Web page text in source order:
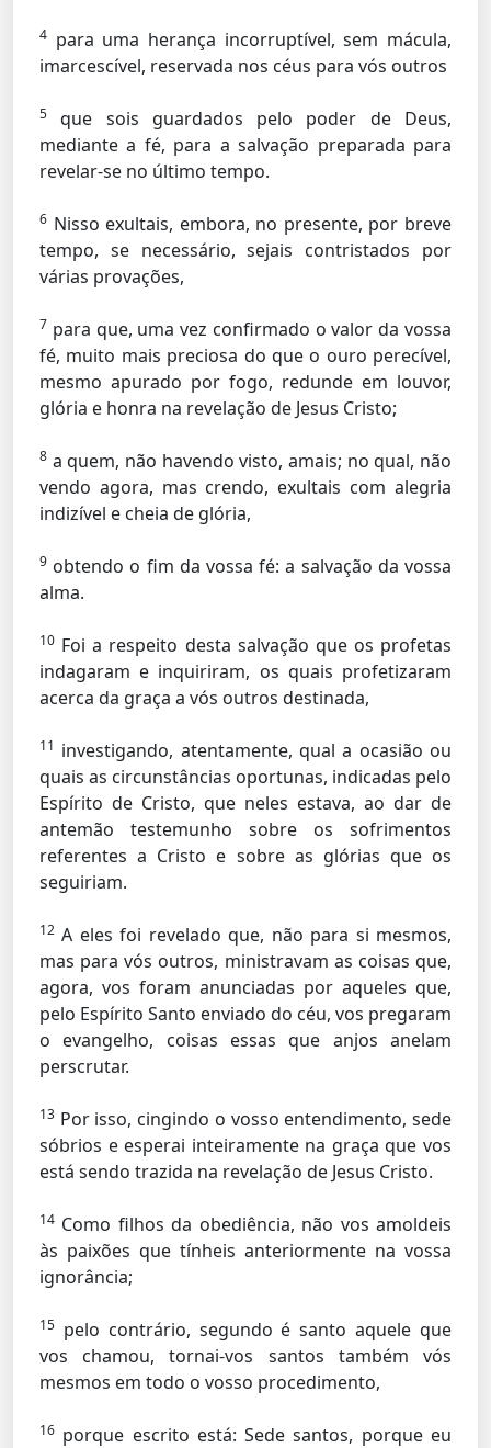
4 para uma herança incorruptível, sem mácula,
imarcescível, reservada nos céus para vós outros
5
que sois guardados pelo poder de Deus,
mediante a fé, para a salvação preparada para
revelar-se no último tempo.
6 Nisso exultais, embora, no presente, por breve
tempo, se necessário, sejais contristados por
várias provações,
7 para que, uma vez confirmado o valor da vossa
fé, muito mais preciosa do que o ouro perecível,
mesmo apurado por fogo, redunde em louvor,
glória e honra na revelação de Jesus Cristo;
8 a quem, não havendo visto, amais; no qual, não
vendo agora, mas crendo, exultais com alegria
indizível e cheia de glória,
9 obtendo o fim da vossa fé: a salvação da vossa
alma.
10 Foi a respeito desta salvação que os profetas
indagaram e inquiriram, os quais profetizaram
acerca da graça a vós outros destinada,
11 investigando, atentamente, qual a ocasião ou
quais as circunstâncias oportunas, indicadas pelo
Espírito de Cristo, que neles estava, ao dar de
antemão testemunho sobre os sofrimentos
referentes a Cristo e sobre as glórias que os
seguiriam.
12 A eles foi revelado que, não para si mesmos,
mas para vós outros, ministravam as coisas que,
agora, vos foram anunciadas por aqueles que,
pelo Espírito Santo enviado do céu, vos pregaram
o evangelho, coisas essas que anjos anelam
perscrutar.
13 Por isso, cingindo o vosso entendimento, sede
sóbrios e esperai inteiramente na graça que vos
está sendo trazida na revelação de Jesus Cristo.
14 Como filhos da obediência, não vos amoldeis
às paixões que tínheis anteriormente na vossa
ignorância;
15 pelo contrário, segundo é santo aquele que
vos chamou, tornai-vos santos também vós
mesmos em todo o vosso procedimento,
16 porque escrito está: Sede santos, porque eu